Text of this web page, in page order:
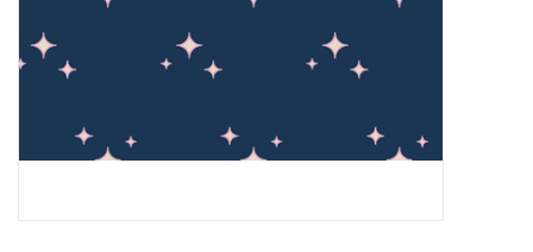
Beloningen